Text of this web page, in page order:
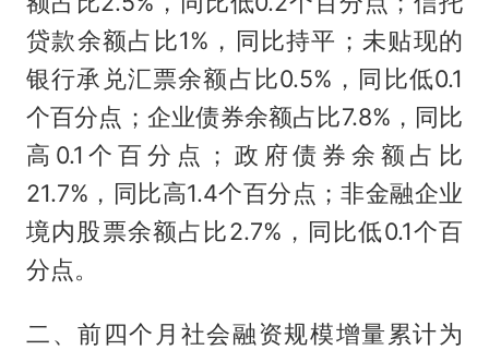
贷款余额占比1%，同比持平；未贴现的
银行承兑汇票余额占比0.5%，同比低0.1
个百分点；企业债券余额占比7.8%，同比
高0.1个百分点；政府债券余额占比
21.7%，同比高1.4个百分点；非金融企业
境内股票余额占比2.7%，同比低0.1个百
分点。
二、前四个月社会融资规模增量累计为